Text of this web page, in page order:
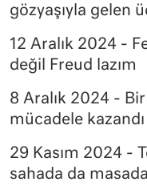
gözyaşıyla gelen
12 Aralık 2024 -
değil Freud lazım
8 Aralık 2024 -
mücadele kazandı
29 Kasım 2024 -
sahada da